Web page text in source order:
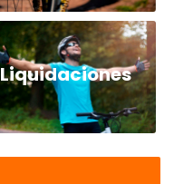
Liquidaciones